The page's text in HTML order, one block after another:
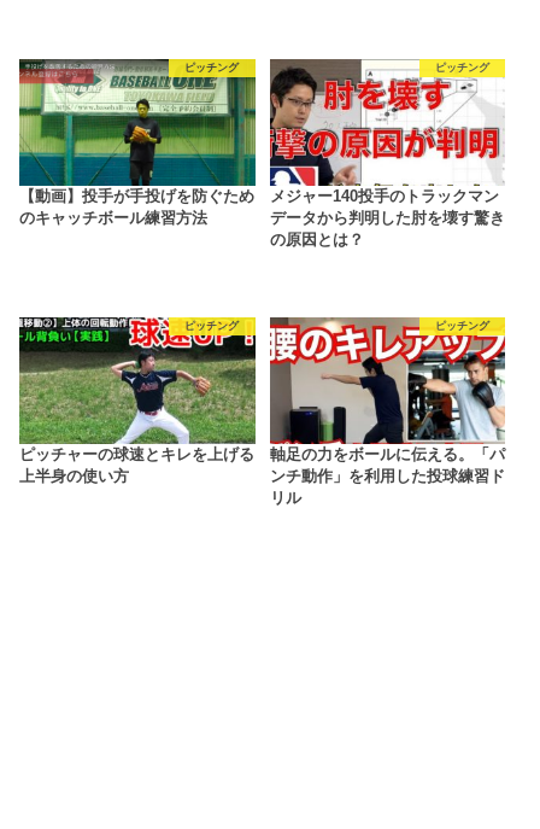
ピッチング
【動画】投手が手投げを防ぐため
のキャッチボール練習方法
ピッチング
メジャー140投手のトラックマン
データから判明した肘を壊す驚き
の原因とは？
ピッチング
ピッチャーの球速とキレを上げる
上半身の使い方
ピッチング
軸足の力をボールに伝える。「パ
ンチ動作」を利用した投球練習ド
リル